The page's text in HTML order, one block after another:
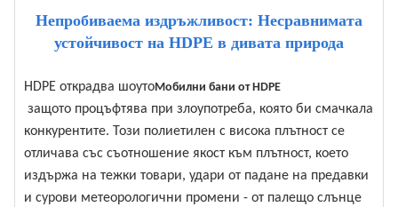
Непробиваема издръжливост: Несравнимата
устойчивост на HDPE в дивата природа
HDPE открадва шоутоМобилни бани от HDPE
защото процъфтява при злоупотреба, която би смачкала
конкурентите. Този полиетилен с висока плътност се
отличава със съотношение якост към плътност, което
издържа на тежки товари, удари от падане на предавки
и сурови метеорологични промени - от палещо слънце